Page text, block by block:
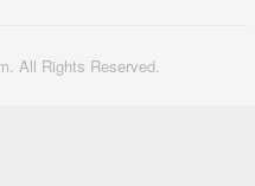
All Rights Reserved.